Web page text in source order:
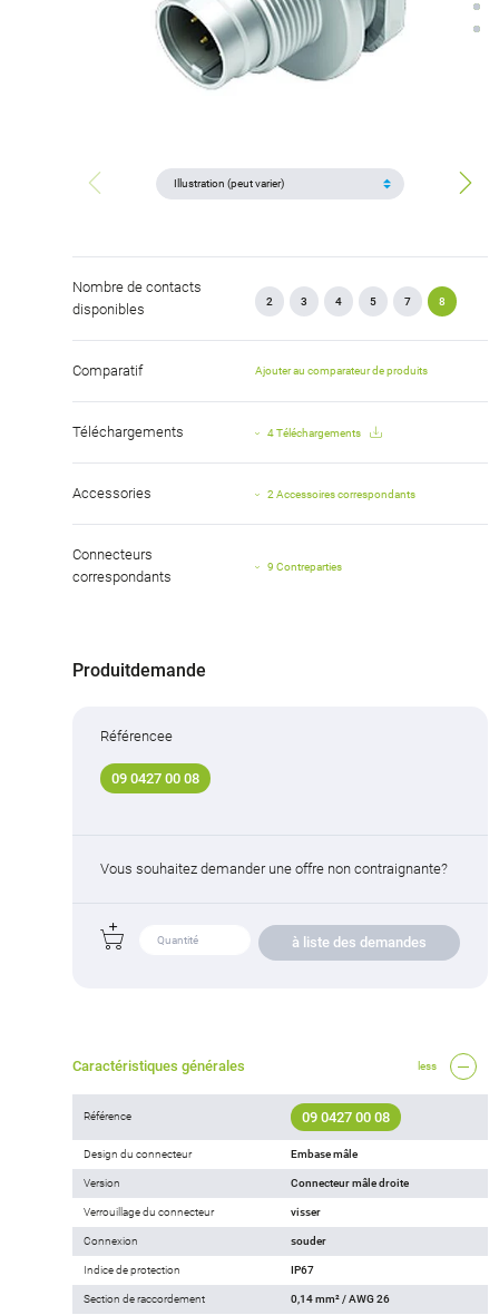
Nombre de contacts
disponibles
2 3 4 5 7 8
Comparatif Ajouter au comparateur de produits
Téléchargements 4 Téléchargements
Accessories 2 Accessoires correspondants
Connecteurs
correspondants
9 Contreparties
Produitdemande
Référencee
09 0427 00 08
Vous souhaitez demander une offre non contraignante?
à liste des demandes
Caractéristiques générales less
Référence 09 0427 00 08
Design du connecteur Embase mâle
Version Connecteur mâle droite
Verrouillage du connecteur visser
Connexion souder
Indice de protection IP67
Section de raccordement 0,14 mm² / AWG 26